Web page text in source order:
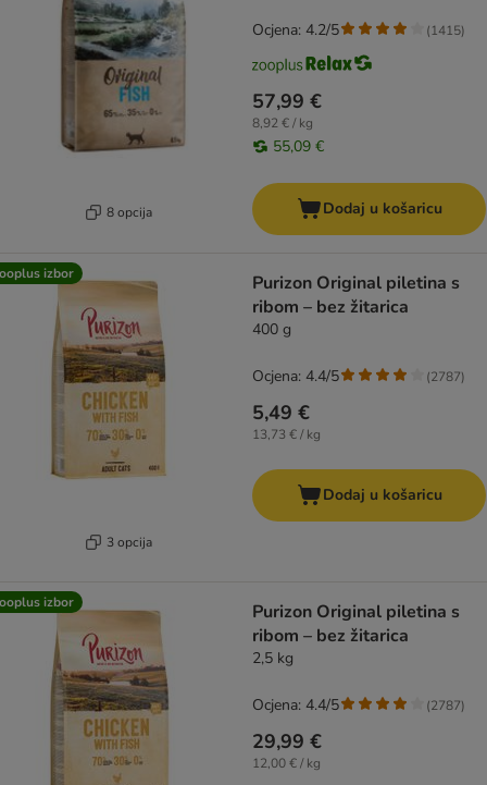
8 opcija
57,99 €
8,92 € / kg
55,09 €
Ocjena: 4.2/5 (1415)
Dodaj u košaricu
izbor
3 opcija
Purizon Original piletina s
ribom – bez žitarica
400 g
5,49 €
13,73 € / kg
Ocjena: 4.4/5 (2787)
Dodaj u košaricu
izbor
Purizon Original piletina s
ribom – bez žitarica
2,5 kg
29,99 €
12,00 € / kg
Ocjena: 4.4/5 (2787)